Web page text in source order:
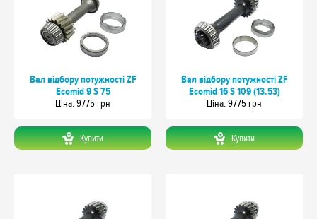
Вал відбору потужності ZF
Ecomid 9 S 75
Цiна: 9775 грн
Купити
Вал відбору потужності ZF
Ecomid 16 S 109 (13.53)
Цiна: 9775 грн
Купити